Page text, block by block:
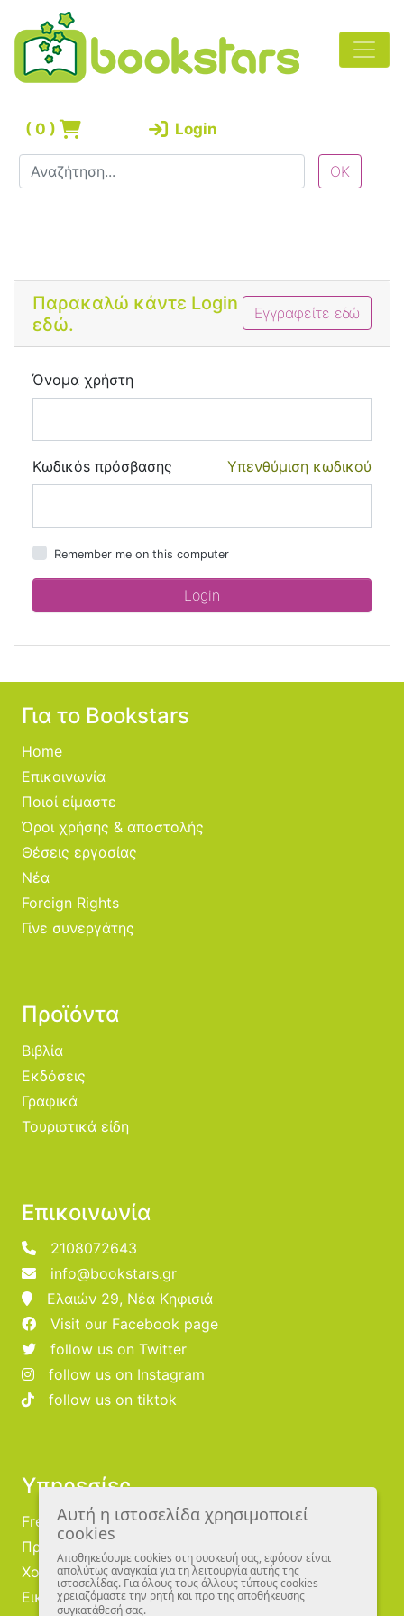
( 0 ) Login
Εγγραφείτε εδώ
Παρακαλώ κάντε Login
εδώ.
Όνομα χρήστη
Υπενθύμιση κωδικού
Κωδικόs πρόσβασης
Remember me on this computer
Για το Bookstars
Home
Επικοινωνία
Ποιοί είμαστε
Όροι χρήσης & αποστολής
Θέσεις εργασίας
Νέα
Foreign Rights
Γίνε συνεργάτης
Προϊόντα
Βιβλία
Εκδόσεις
Γραφικά
Τουριστικά είδη
Επικοινωνία
2108072643
info@bookstars.gr
Ελαιών 29, Νέα Κηφισιά
Visit our Facebook page
follow us on Twitter
follow us on Instagram
follow us on tiktok
Υπηρεσίες
Free Publishing
Προμηθευτές
Χονδρική
Εικονογράφοι
Αυτή η ιστοσελίδα χρησιμοποιεί
cookies
Αποθηκεύουμε cookies στη συσκευή σας, εφόσον είναι
απολύτως αναγκαία για τη λειτουργία αυτής της
ιστοσελίδας. Για όλους τους άλλους τύπους cookies
χρειαζόμαστε την ρητή και προ της αποθήκευσης
συγκατάθεσή σας.